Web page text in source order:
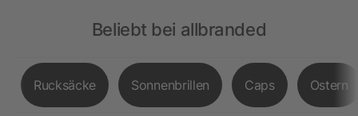
Beliebt bei allbranded
Rucksäcke Sonnenbrillen Caps Ostern